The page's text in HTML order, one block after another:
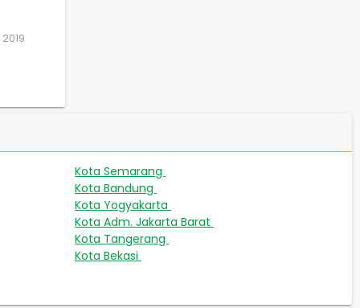
Kota Semarang
Kota Bandung
Kota Yogyakarta
Kota Adm. Jakarta Barat
Kota Tangerang
Kota Bekasi